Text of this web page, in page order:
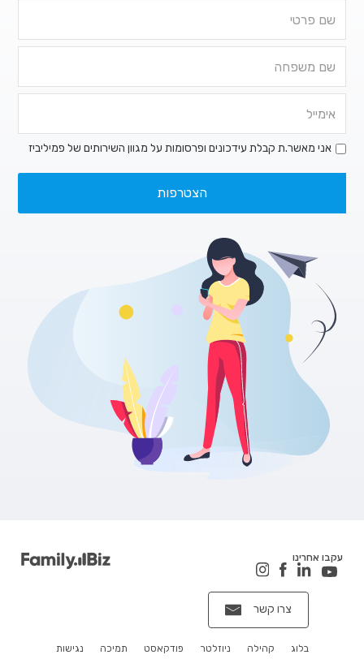
אני מאשר.ת קבלת עידכונים ופרסומות על מגוון השירותים של פמיליביז
צרו קשר
נגישות תמיכה פודקאסט ניוזלטר קהילה בלוג
עקבו אחרינו